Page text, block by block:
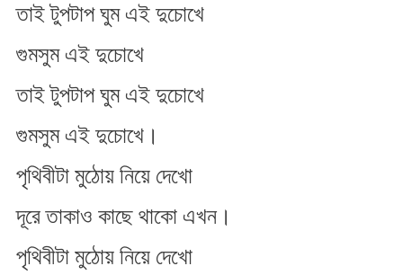
তাই টুপটাপ ঘুম এই দুচোখে
গুমসুম এই দুচোখে
তাই টুপটাপ ঘুম এই দুচোখে
গুমসুম এই দুচোখে।
পৃথিবীটা মুঠোয় নিয়ে দেখো
দূরে তাকাও কাছে থাকো এখন​।
পৃথিবীটা মুঠোয় নিয়ে দেখো